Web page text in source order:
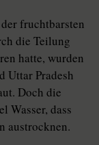
fruchtbarsten
die Teilung
hatte, wurden
Uttar Pradesh
Doch die
Wasser, dass
austrocknen.